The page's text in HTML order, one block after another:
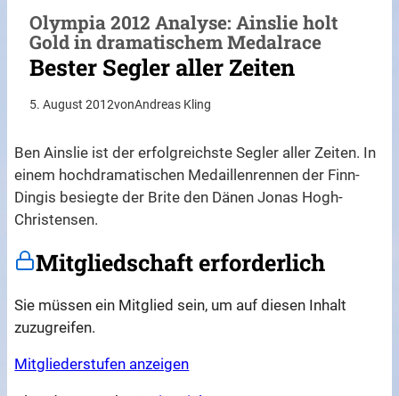
Olympia 2012 Analyse: Ainslie holt
Gold in dramatischem Medalrace
Bester Segler aller Zeiten
5. August 2012vonAndreas Kling
Ben Ainslie ist der erfolgreichste Segler aller Zeiten. In
einem hochdramatischen Medaillenrennen der Finn-
Dingis besiegte der Brite den Dänen Jonas Hogh-
Christensen.
Mitgliedschaft erforderlich
Sie müssen ein Mitglied sein, um auf diesen Inhalt
zuzugreifen.
Mitgliederstufen anzeigen